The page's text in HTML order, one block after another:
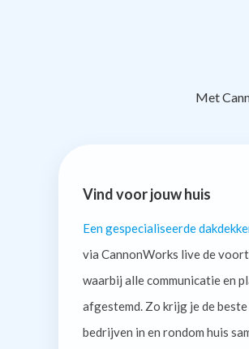
Met
Vind voor jouw huis
Een gespecialiseerde
via CannonWorks live de
waarbij alle communicatie en
afgestemd. Zo krijg je de
bedrijven in en rondom huis